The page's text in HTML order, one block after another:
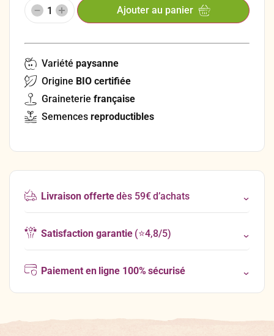
Ajouter au panier
Variété paysanne
Origine BIO certifiée
Graineterie française
Semences reproductibles
Livraison offertedès 59€ d’achats
Satisfaction garantie(⭐4,8/5)
Paiement en ligne 100% sécurisé